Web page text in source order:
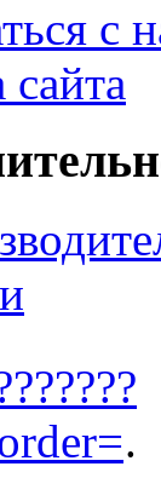
с
сайта
.